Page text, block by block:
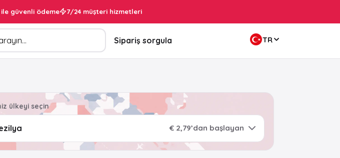
ile güvenli ödeme 7/24 müşteri hizmetleri
Sipariş sorgula TR
ülkeyi seçin
€ 2,79’dan başlayan